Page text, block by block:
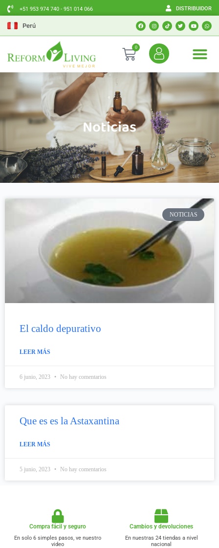
+51 953 974 740 - 951 014 066 DISTRIBUIDOR
Perú
0
Noticias
NOTICIAS
El caldo depurativo
LEER MÁS
6 junio, 2023 No hay comentarios
Que es es la Astaxantina
LEER MÁS
5 junio, 2023 No hay comentarios
Compra fácil y seguro
En solo 6 simples pasos, ve nuestro
video
Cambios y devoluciones
En nuestras 24 tiendas a nivel
nacional